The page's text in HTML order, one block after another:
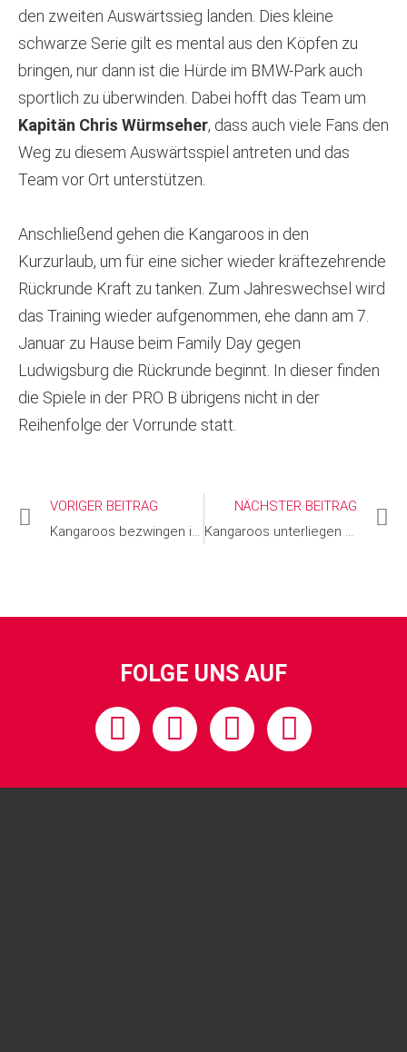
den zweiten Auswärtssieg landen. Dies kleine
schwarze Serie gilt es mental aus den Köpfen zu
bringen, nur dann ist die Hürde im BMW-Park auch
sportlich zu überwinden. Dabei hofft das Team um
Kapitän Chris Würmseher, dass auch viele Fans den
Weg zu diesem Auswärtsspiel antreten und das
Team vor Ort unterstützen.
Anschließend gehen die Kangaroos in den
Kurzurlaub, um für eine sicher wieder kräftezehrende
Rückrunde Kraft zu tanken. Zum Jahreswechsel wird
das Training wieder aufgenommen, ehe dann am 7.
Januar zu Hause beim Family Day gegen
Ludwigsburg die Rückrunde beginnt. In dieser finden
die Spiele in der PRO B übrigens nicht in der
Reihenfolge der Vorrunde statt.
VORIGER BEITRAG
Kangaroos bezwingen im Weihnachtsspiel Tabellenführer Rhöndorf
NÄCHSTER BEITRAG
Kangaroos unterliegen zum Jahresende beim FC Bayern
FOLGE UNS AUF